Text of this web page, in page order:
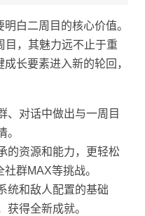
白二周目的核心价值。
目，其魅力远不止于重
长要素进入新的轮回，
、对话中做出与一周目
。
的资源和能力，更轻松
群MAX等挑战。
统和敌人配置的基础
获得全新成就。